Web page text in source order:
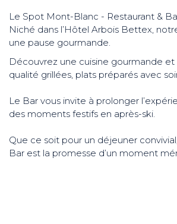
Le Spot Mont-Blanc - Restaurant &
Niché dans l’Hôtel Arbois Bettex,
une pause gourmande.
Découvrez une cuisine gourmande
qualité grillées, plats préparés avec
Le Bar vous invite à prolonger
des moments festifs en après-ski.
Que ce soit pour un déjeuner
Bar est la promesse d’un moment